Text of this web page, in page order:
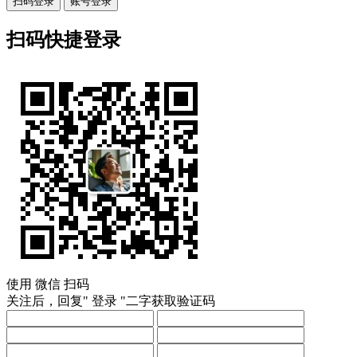
扫码快捷登录
使用 微信 扫码
关注后，回复" 登录 "二字获取验证码